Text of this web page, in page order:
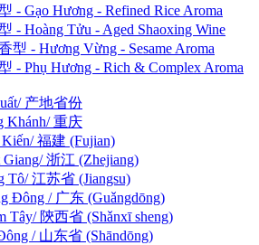
- Gạo Hương - Refined Rice Aroma
- Hoàng Tửu - Aged Shaoxing Wine
型 - Hương Vừng - Sesame Aroma
- Phụ Hương - Rich & Complex Aroma
产地省份
Khánh/ 重庆
Kiến/ 福建 (Fujian)
Giang/ 浙江 (Zhejiang)
Tô/ 江苏省 (Jiangsu)
Đông / 广东 (Guǎngdōng)
Tây/ 陝西省 (Shǎnxī sheng)
/ 山东省 (Shāndōng)